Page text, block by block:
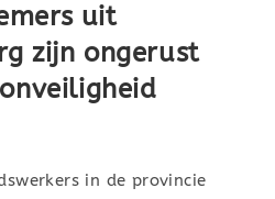
uit
zijn ongerust
in de provincie